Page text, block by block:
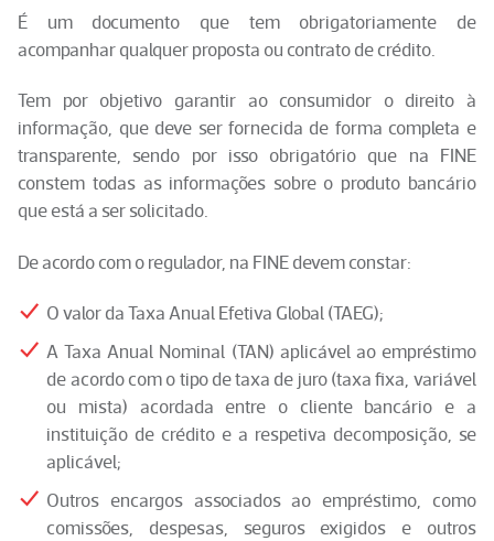
É um documento que tem obrigatoriamente de
acompanhar qualquer proposta ou contrato de crédito.
Tem por objetivo garantir ao consumidor o direito à
informação, que deve ser fornecida de forma completa e
transparente, sendo por isso obrigatório que na FINE
constem todas as informações sobre o produto bancário
que está a ser solicitado.
De acordo com o regulador, na FINE devem constar:
O valor da Taxa Anual Efetiva Global (TAEG);
A Taxa Anual Nominal (TAN) aplicável ao empréstimo
de acordo com o tipo de taxa de juro (taxa fixa, variável
ou mista) acordada entre o cliente bancário e a
instituição de crédito e a respetiva decomposição, se
aplicável;
Outros encargos associados ao empréstimo, como
comissões, despesas, seguros exigidos e outros